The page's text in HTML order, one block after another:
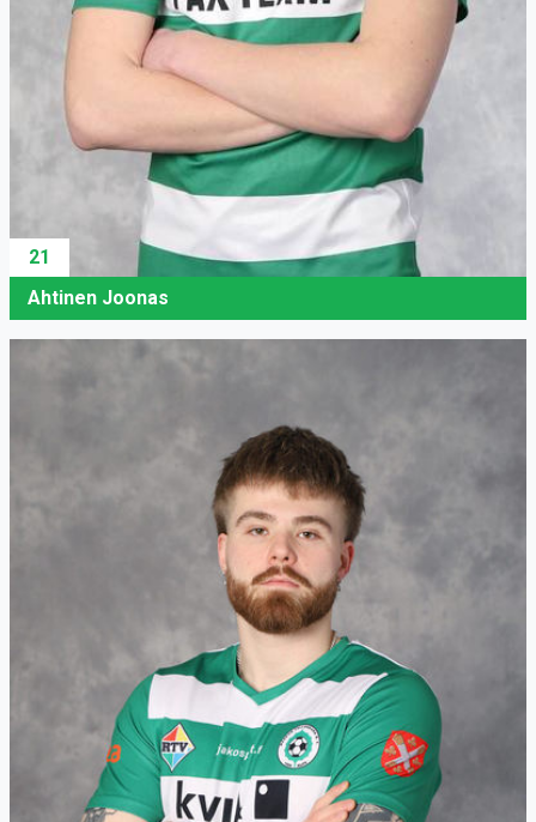
21
Ahtinen Joonas